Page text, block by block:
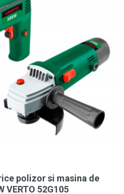
polizor si masina de
VERTO 52G105